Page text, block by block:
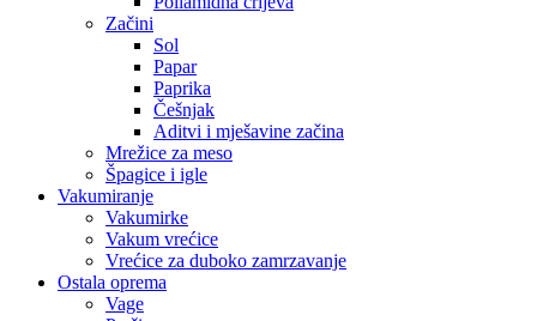
Začini
Sol
Papar
Paprika
Češnjak
Aditvi i mješavine začina
Mrežice za meso
Špagice i igle
Vakumiranje
Vakumirke
Vakum vrećice
Vrećice za duboko zamrzavanje
Ostala oprema
Vage